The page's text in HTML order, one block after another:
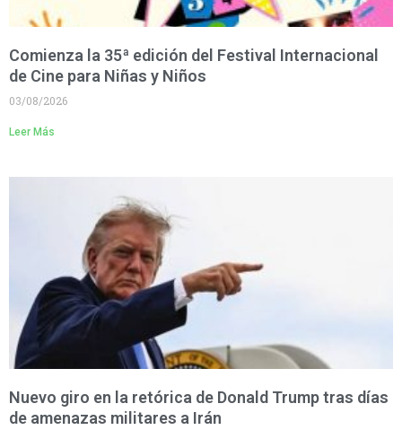
Comienza la 35ª edición del Festival Internacional
de Cine para Niñas y Niños
03/08/2026
Leer Más
Nuevo giro en la retórica de Donald Trump tras días
de amenazas militares a Irán